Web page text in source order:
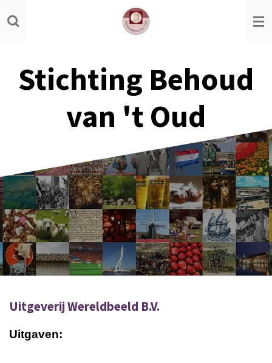
Ga
direct
hoofdinhoud
Stichting Behoud
van 't Oud
Uitgeverij Wereldbeeld B.V.
Uitgaven: